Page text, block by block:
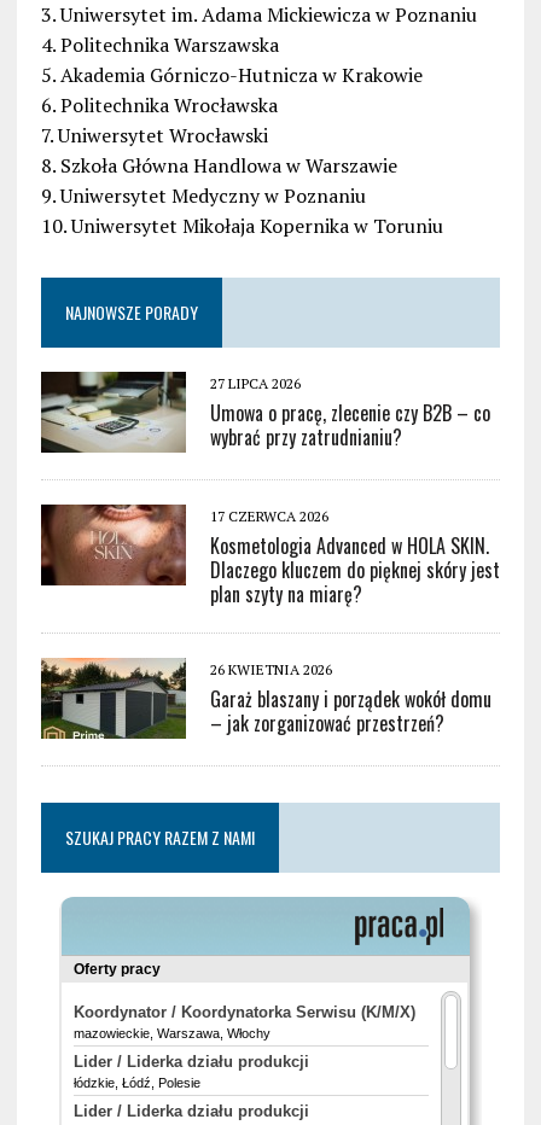
3. Uniwersytet im. Adama Mickiewicza w Poznaniu
4. Politechnika Warszawska
5. Akademia Górniczo-Hutnicza w Krakowie
6. Politechnika Wrocławska
7. Uniwersytet Wrocławski
8. Szkoła Główna Handlowa w Warszawie
9. Uniwersytet Medyczny w Poznaniu
10. Uniwersytet Mikołaja Kopernika w Toruniu
NAJNOWSZE PORADY
27 LIPCA 2026
Umowa o pracę, zlecenie czy B2B – co
wybrać przy zatrudnianiu?
17 CZERWCA 2026
Kosmetologia Advanced w HOLA SKIN.
Dlaczego kluczem do pięknej skóry jest
plan szyty na miarę?
26 KWIETNIA 2026
Garaż blaszany i porządek wokół domu
– jak zorganizować przestrzeń?
SZUKAJ PRACY RAZEM Z NAMI